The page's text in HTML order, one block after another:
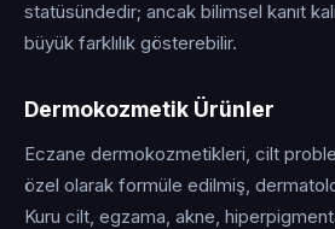
statüsündedir; ancak bilimsel kanıt
büyük farklılık gösterebilir.
Dermokozmetik Ürünler
Eczane dermokozmetikleri, cilt
özel olarak formüle edilmiş,
Kuru cilt, egzama, akne,